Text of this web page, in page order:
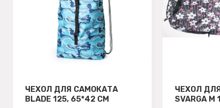
ЧЕХОЛ ДЛЯ САМОКАТА
BLADE 125, 65*42 СМ
ЧЕХОЛ
SVARGA М